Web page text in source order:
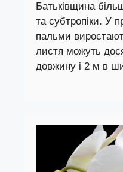
Батьківщина
та субтропіки. У
пальми
листя можуть
довжину і 2 м в